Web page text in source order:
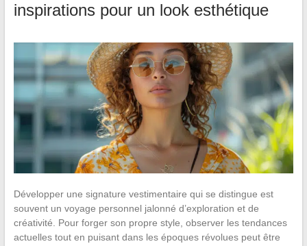
inspirations pour un look esthétique
Développer une signature vestimentaire qui se distingue est
souvent un voyage personnel jalonné d’exploration et de
créativité. Pour forger son propre style, observer les tendances
actuelles tout en puisant dans les époques révolues peut être